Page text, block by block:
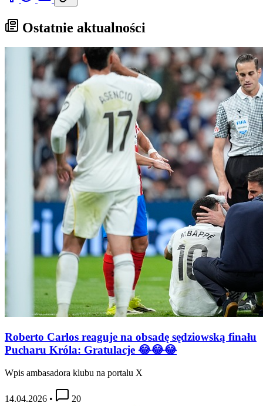
Ostatnie aktualności
Roberto Carlos reaguje na obsadę sędziowską finału
Pucharu Króla: Gratulacje 😂😂😂
Wpis ambasadora klubu na portalu X
14.04.2026 • 20